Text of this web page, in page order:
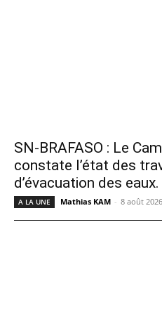
SN-BRAFASO : Le
constate l’état des
d’évacuation des eaux.
A LA UNE Mathias KAM - 8 août 2026